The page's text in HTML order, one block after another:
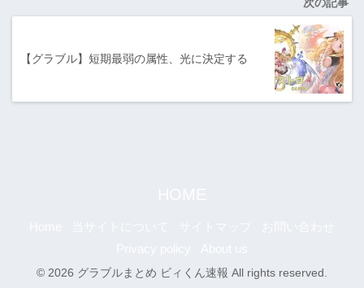
【グラブル】短期最弱の属性、光に決定する
© 2026 グラブルまとめ ビィくん速報 All rights reserved.